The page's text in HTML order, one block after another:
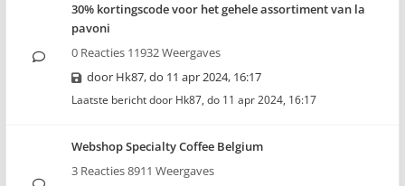
30% kortingscode voor het gehele assortiment van la
pavoni
0 Reacties 11932 Weergaves
door Hk87,do 11 apr 2024, 16:17
Laatste bericht door Hk87, do 11 apr 2024, 16:17
Webshop Specialty Coffee Belgium
3 Reacties 8911 Weergaves